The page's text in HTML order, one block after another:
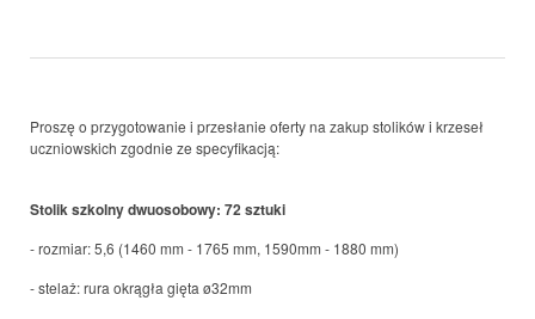
Proszę o przygotowanie i przesłanie oferty na zakup stolików i krzeseł
uczniowskich zgodnie ze specyfikacją:
Stolik szkolny dwuosobowy: 72 sztuki
- rozmiar: 5,6 (1460 mm - 1765 mm, 1590mm - 1880 mm)
- stelaż: rura okrągła gięta ø32mm